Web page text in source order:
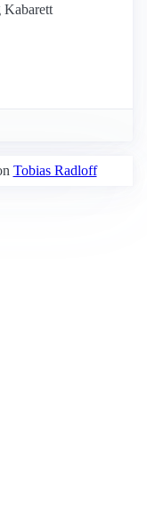
Kabarett
Tobias Radloff